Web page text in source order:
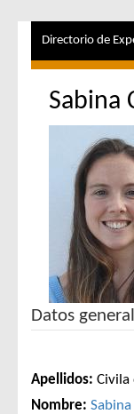
Directorio de
Sabina
Datos
Apellidos: Civila
Nombre: Sabina